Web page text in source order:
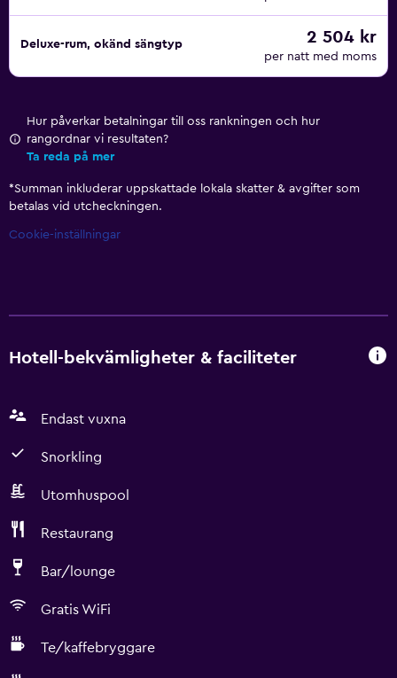
Deluxe-rum, okänd sängtyp 2 504 kr
per natt med moms
Hur påverkar betalningar till oss rankningen och hur
rangordnar vi resultaten?
Ta reda på mer
*Summan inkluderar uppskattade lokala skatter & avgifter som
betalas vid utcheckningen.
Cookie-inställningar
Hotell-bekvämligheter & faciliteter
Endast vuxna
Snorkling
Utomhuspool
Restaurang
Bar/lounge
Gratis WiFi
Te/kaffebryggare